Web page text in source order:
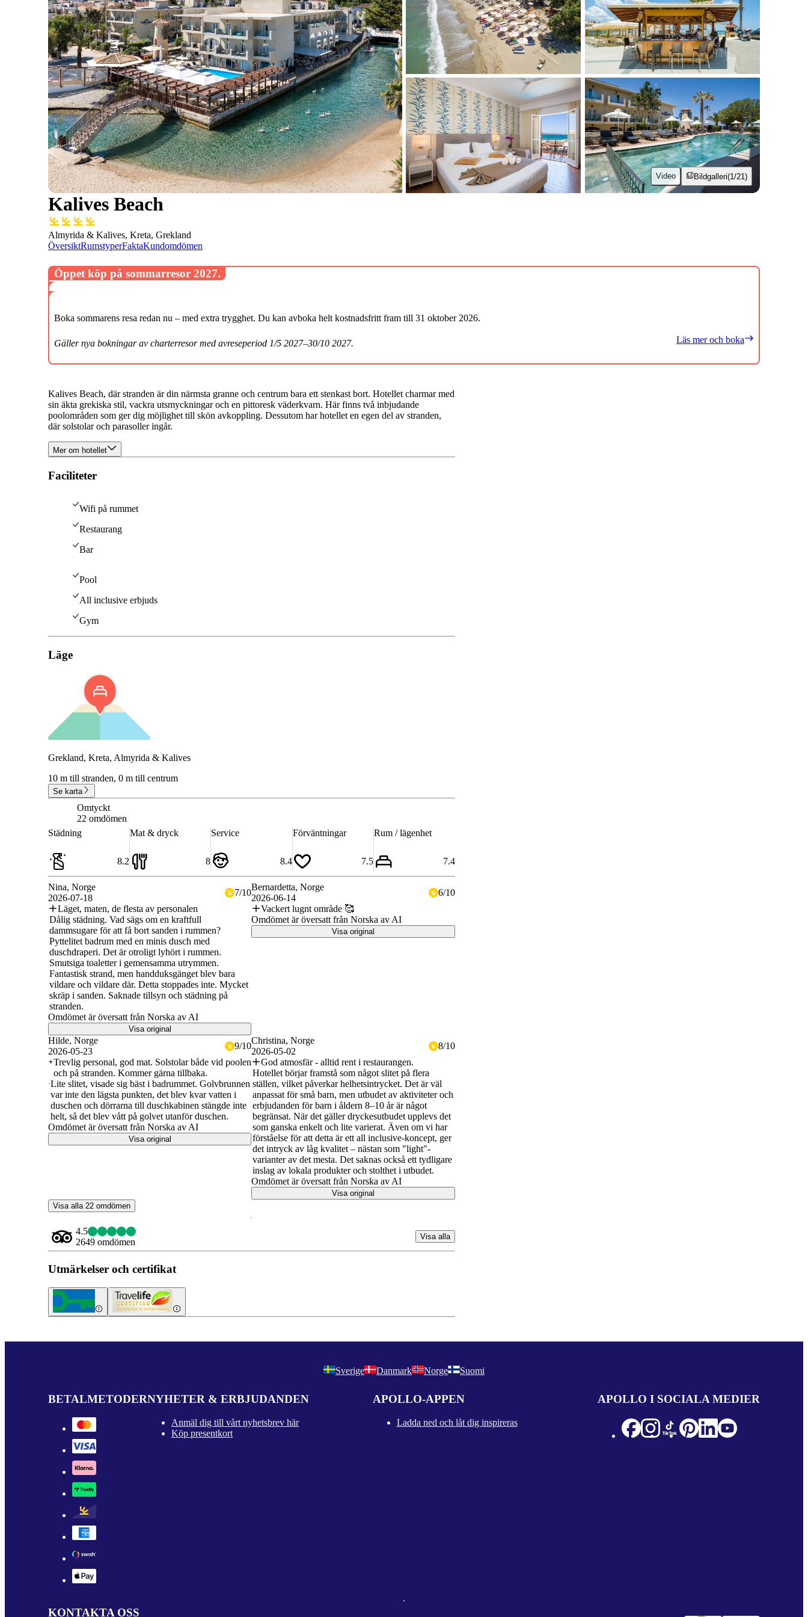
Video Bildgalleri(1/21)
Kalives Beach
Almyrida & Kalives, Kreta, Grekland
ÖversiktRumstyperFaktaKundomdömen
Kalives Beach, där stranden är din närmsta granne och centrum bara ett stenkast bort. Hotellet charmar med
sin äkta grekiska stil, vackra utsmyckningar och en pittoresk väderkvarn. Här finns två inbjudande
poolområden som ger dig möjlighet till skön avkoppling. Dessutom har hotellet en egen del av stranden,
där solstolar och parasoller ingår.
Mer om hotellet
Faciliteter
Wifi på rummet
Restaurang
Bar
Pool
All inclusive erbjuds
Gym
Läge
Grekland, Kreta, Almyrida & Kalives
10 m till stranden, 0 m till centrum
Se karta
Omtyckt
22 omdömen
Städning
8.2
Mat & dryck
8
Service
8.4
Förväntningar
7.5
Rum / lägenhet
7.4
Nina, Norge
2026-07-18
7/10
Läget, maten, de flesta av personalen
Dålig städning. Vad sägs om en kraftfull
dammsugare för att få bort sanden i rummen?
Pyttelitet badrum med en minis dusch med
duschdraperi. Det är otroligt lyhört i rummen.
Smutsiga toaletter i gemensamma utrymmen.
Fantastisk strand, men handduksgänget blev bara
vildare och vildare där. Detta stoppades inte. Mycket
skräp i sanden. Saknade tillsyn och städning på
stranden.
Omdömet är översatt från Norska av AI
Visa original
Bernardetta, Norge
2026-06-14
6/10
Vackert lugnt område 🥰
Omdömet är översatt från Norska av AI
Visa original
Hilde, Norge
2026-05-23
9/10
Trevlig personal, god mat. Solstolar både vid poolen
och på stranden. Kommer gärna tillbaka.
Lite slitet, visade sig bäst i badrummet. Golvbrunnen
var inte den lägsta punkten, det blev kvar vatten i
duschen och dörrarna till duschkabinen stängde inte
helt, så det blev vått på golvet utanför duschen.
Omdömet är översatt från Norska av AI
Visa original
Christina, Norge
2026-05-02
8/10
God atmosfär - alltid rent i restaurangen.
Hotellet börjar framstå som något slitet på flera
ställen, vilket påverkar helhetsintrycket. Det är väl
anpassat för små barn, men utbudet av aktiviteter och
erbjudanden för barn i åldern 8–10 år är något
begränsat. När det gäller dryckesutbudet upplevs det
som ganska enkelt och lite varierat. Även om vi har
förståelse för att detta är ett all inclusive-koncept, ger
det intryck av låg kvalitet – nästan som "light"-
varianter av det mesta. Det saknas också ett tydligare
inslag av lokala produkter och stolthet i utbudet.
Omdömet är översatt från Norska av AI
Visa original
Visa alla 22 omdömen
4.5
2649 omdömen
Visa alla
Utmärkelser och certifikat
Öppet köp på sommarresor 2027.
Boka sommarens resa redan nu – med extra trygghet. Du kan avboka helt kostnadsfritt fram till 31 oktober 2026.
Gäller nya bokningar av charterresor med avreseperiod 1/5 2027–30/10 2027. Läs mer och boka
Sverige Danmark Norge Suomi
BETALMETODERNYHETER & ERBJUDANDEN
Anmäl dig till vårt nyhetsbrev här
Köp presentkort
APOLLO-APPEN
Ladda ned och låt dig inspireras
APOLLO I SOCIALA MEDIER
KONTAKTA OSS